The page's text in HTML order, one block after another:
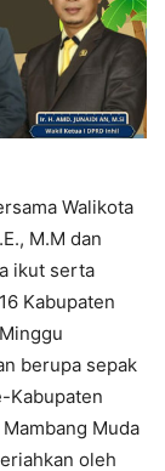
Walikota
M.M dan
ikut serta
Kabupaten
berupa sepak
Kabupaten
Muda
oleh